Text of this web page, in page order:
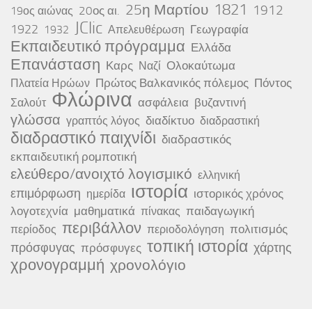
19ος αιώνας 20ος αι. 25η Μαρτίου 1821 1912
1922 1932 JClic Απελευθέρωση Γεωγραφία
Εκπαιδευτικό πρόγραμμα Ελλάδα
Επανάσταση Καρς Ναζί Ολοκαύτωμα
Πλατεία Ηρώων Πρώτος Βαλκανικός πόλεμος Πόντος
Σαλούτ Φλώρινα ασφάλεια βυζαντινή
γλώσσα γραπτός λόγος διαδίκτυο διαδραστική
διαδραστικό παιχνίδι διαδραστικός
εκπαιδευτική ρομποτική
ελεύθερο/ανοιχτό λογισμικό ελληνική
επιμόρφωση ημερίδα ιστορία ιστορικός χρόνος
λογοτεχνία μαθηματικά πίνακας παιδαγωγική
περίοδος περιβάλλον περιοδολόγηση πολιτισμός
πρόσφυγας πρόσφυγες τοπική ιστορία χάρτης
χρονογραμμή χρονολόγιο